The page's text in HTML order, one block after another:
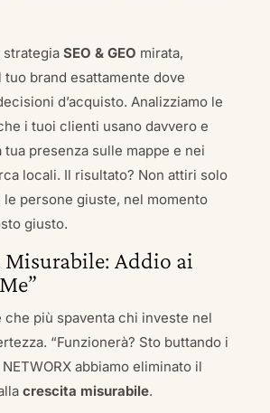
strategia SEO & GEO mirata,
tuo brand esattamente dove
d’acquisto. Analizziamo le
i tuoi clienti usano davvero e
presenza sulle mappe e nei
locali. Il risultato? Non attiri solo
le persone giuste, nel momento
giusto.
Misurabile: Addio ai
che più spaventa chi investe nel
“Funzionerà? Sto buttando i
abbiamo eliminato il
crescita misurabile.